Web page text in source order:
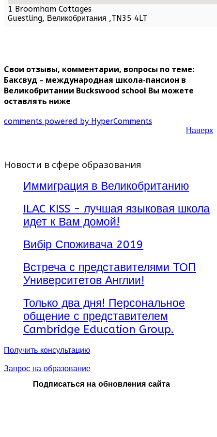
1 Broomham Cottages
Guestling, Великобритания ,TN35 4LT
Свои отзывы, комментарии, вопросы по теме:
Баксвуд – международная школа-пансион в
Великобритании Buckswood school Вы можете
оставлять ниже
comments powered by HyperComments
Наверх
Новости в сфере образования
Иммиграция в Великобританию
ILAC KISS - лучшая языковая школа
идет к Вам домой!
Вибір Споживача 2019
Встреча с представителями ТОП
Университетов Англии!
Только два дня! Персональное
общение с представителем
Cambridge Education Group.
Получить консультацию
Запрос на образование
Подписаться на обновления сайта